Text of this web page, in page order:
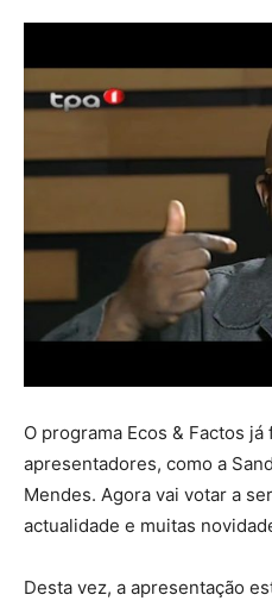
O programa Ecos & Factos
apresentadores, como a
Mendes. Agora vai votar a
actualidade e muitas
Desta vez, a apresentação